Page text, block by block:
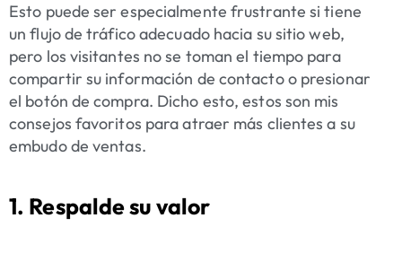
Esto puede ser especialmente frustrante si tiene
un flujo de tráfico adecuado hacia su sitio web,
pero los visitantes no se toman el tiempo para
compartir su información de contacto o presionar
el botón de compra. Dicho esto, estos son mis
consejos favoritos para atraer más clientes a su
embudo de ventas.
1. Respalde su valor